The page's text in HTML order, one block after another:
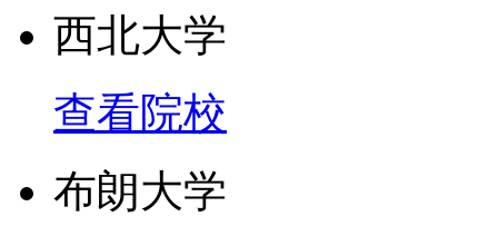
学院排名
罗彻斯特大学是2007年
into College Guide》所
西北大学
查看院校
布朗大学